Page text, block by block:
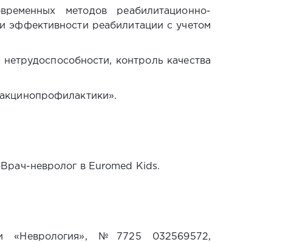
методов реабилитационно-
эффективности реабилитации с учетом
контроль качества
невролог в Euromed Kids.
«Неврология», №7725 032569572,